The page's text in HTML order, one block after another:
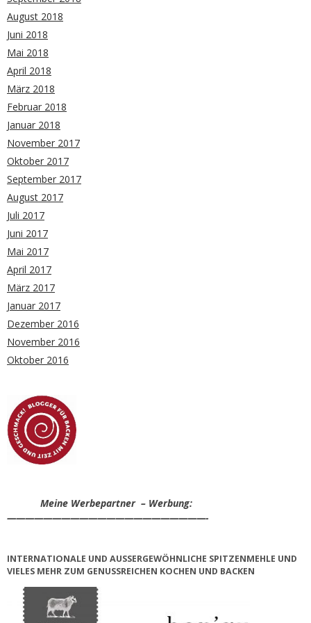
August 2018
Juni 2018
Mai 2018
April 2018
März 2018
Februar 2018
Januar 2018
November 2017
Oktober 2017
September 2017
August 2017
Juli 2017
Juni 2017
Mai 2017
April 2017
März 2017
Januar 2017
Dezember 2016
November 2016
Oktober 2016
Meine Werbepartner – Werbung:
——————————————————————-
INTERNATIONALE UND AUSSERGEWÖHNLICHE SPITZENMEHLE UND V
IELES MEHR ZUM GENUSSREICHEN KOCHEN UND BACKEN